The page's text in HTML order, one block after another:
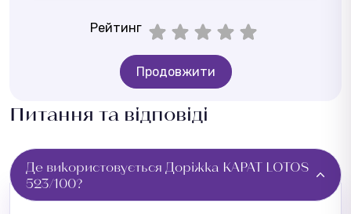
Рейтинг
Продовжити
Питання та відповіді
Де використовується Доріжка КАРАТ LOTOS
523/100?